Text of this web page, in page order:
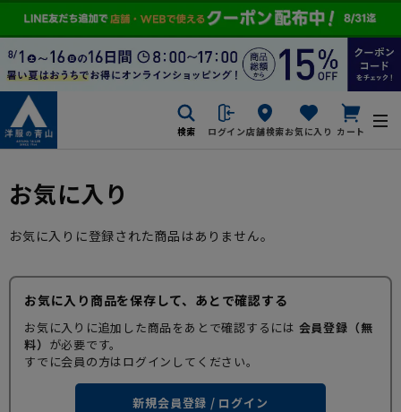
検索 ログイン店舗検索お気に入り カート
お気に入り
お気に入りに登録された商品はありません。
お気に入り商品を保存して、あとで確認する
お気に入りに追加した商品をあとで確認するには 会員登録（無
料） が必要です。
すでに会員の方はログインしてください。
新規会員登録 / ログイン